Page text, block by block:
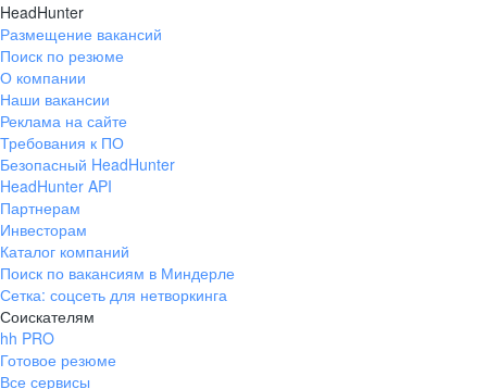
HeadHunter
Размещение вакансий
Поиск по резюме
О компании
Наши вакансии
Реклама на сайте
Требования к ПО
Безопасный HeadHunter
HeadHunter API
Партнерам
Инвесторам
Каталог компаний
Поиск по вакансиям в Миндерле
Сетка: соцсеть для нетворкинга
Соискателям
hh PRO
Готовое резюме
Все сервисы